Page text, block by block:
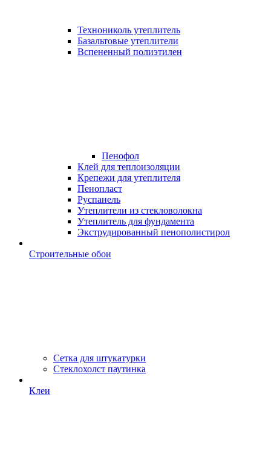
Технониколь утеплитель
Базальтовые утеплители
Вспененный полиэтилен
Пенофол
Клей для теплоизоляции
Крепежи для утеплителя
Пенопласт
Руспанель
Утеплители из стекловолокна
Утеплитель для фундамента
Экструдированный пенополистирол
Строительные обои
Сетка для штукатурки
Стеклохолст паутинка
Клеи